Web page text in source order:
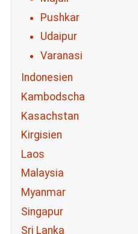
Pushkar
Udaipur
Varanasi
Indonesien
Kambodscha
Kasachstan
Kirgisien
Laos
Malaysia
Myanmar
Singapur
Sri Lanka